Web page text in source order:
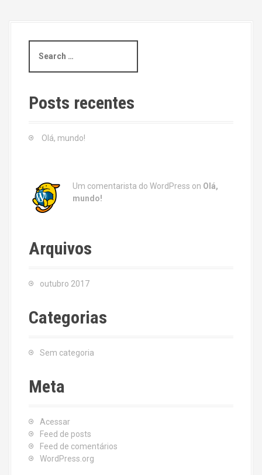
a
c
h
Posts recentes
Olá, mundo!
Um comentarista do WordPress on Olá,
mundo!
Arquivos
outubro 2017
Categorias
Sem categoria
Meta
Acessar
Feed de posts
Feed de comentários
WordPress.org